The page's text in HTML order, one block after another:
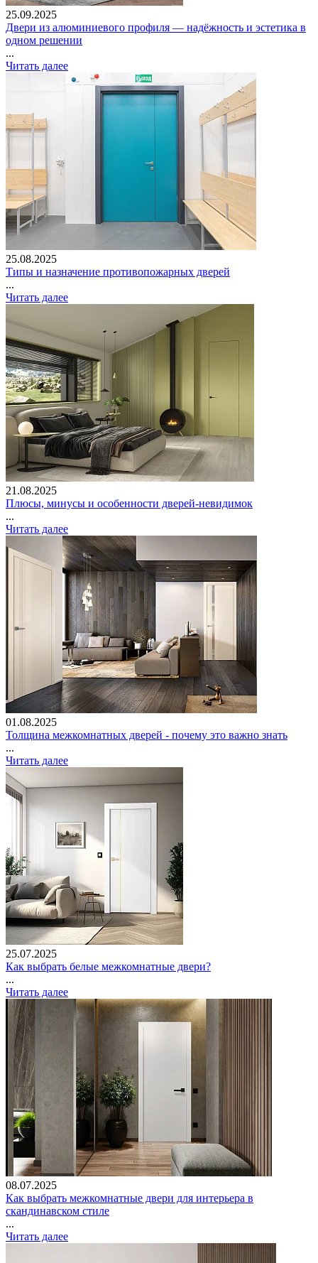
25.09.2025
Двери из алюминиевого профиля — надёжность и эстетика в
одном решении
...
Читать далее
25.08.2025
Типы и назначение противопожарных дверей
...
Читать далее
21.08.2025
Плюсы, минусы и особенности дверей-невидимок
...
Читать далее
01.08.2025
Толщина межкомнатных дверей - почему это важно знать
...
Читать далее
25.07.2025
Как выбрать белые межкомнатные двери?
...
Читать далее
08.07.2025
Как выбрать межкомнатные двери для интерьера в
скандинавском стиле
...
Читать далее